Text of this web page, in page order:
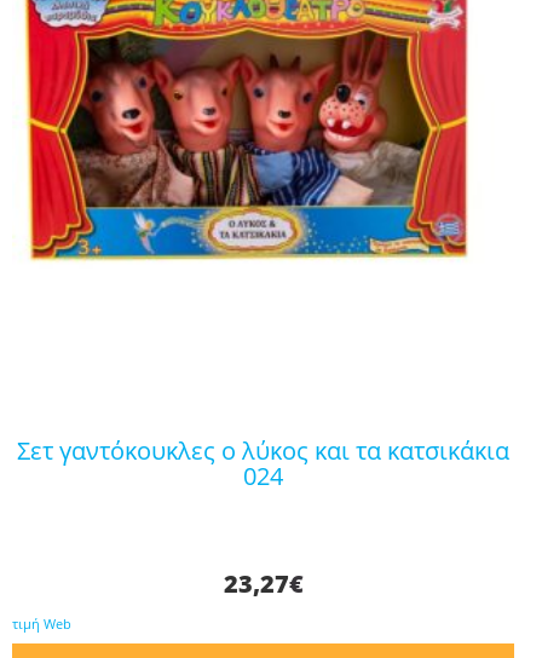
σετ γαντόκουκλες ο λύκος και τα κατσικάκια
024
23,27€
τιμή Web